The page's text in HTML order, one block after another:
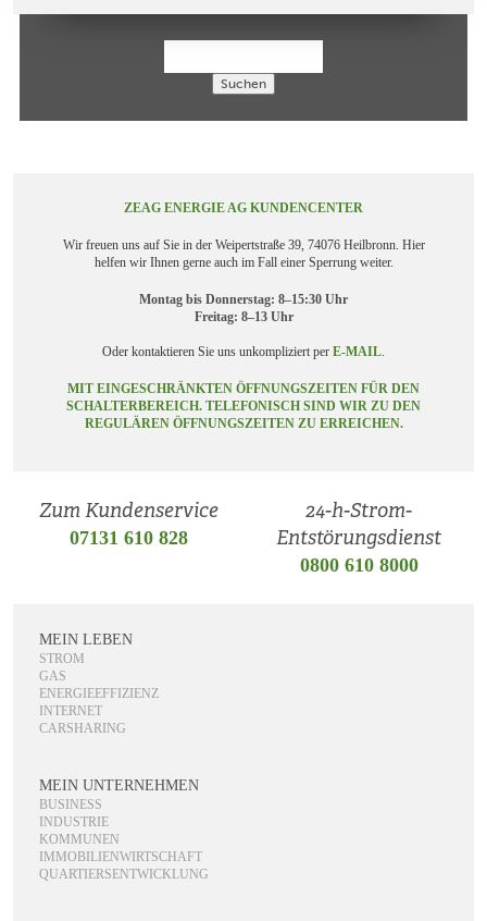
Suchen
ZEAG ENERGIE AG KUNDENCENTER
Wir freuen uns auf Sie in der Weipertstraße 39, 74076 Heilbronn. Hier
helfen wir Ihnen gerne auch im Fall einer Sperrung weiter.
Montag bis Donnerstag: 8–15:30 Uhr
Freitag: 8–13 Uhr
Oder kontaktieren Sie uns unkompliziert per E-MAIL
MIT EINGESCHRÄNKTEN ÖFFNUNGSZEITEN FÜR DEN
SCHALTERBEREICH. TELEFONISCH SIND WIR ZU DEN
REGULÄREN ÖFFNUNGSZEITEN ZU ERREICHEN.
Zum Kundenservice
07131 610 828
24-h-Strom-
Entstörungsdienst
0800 610 8000
MEIN LEBEN
STROM
GAS
ENERGIEEFFIZIENZ
INTERNET
CARSHARING
MEIN UNTERNEHMEN
BUSINESS
INDUSTRIE
KOMMUNEN
IMMOBILIENWIRTSCHAFT
QUARTIERSENTWICKLUNG